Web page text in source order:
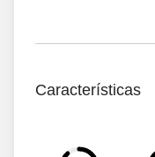
Características